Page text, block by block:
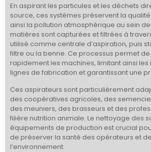
En aspirant les particules et les déchets
source, ces systèmes préservent la
ainsi la pollution atmosphérique au sein
matières sont capturées et filtrées à
utilisé comme centrale d’aspiration, puis
filtre ou la benne. Ce processus permet
rapidement les machines, limitant ainsi les
lignes de fabrication et garantissant une
Ces aspirateurs sont particulièrement
des coopératives agricoles, des
des meuniers, des brasseurs et des
filière nutrition animale. Le nettoyage des
équipements de production est crucial
de préserver la santé des opérateurs et
l’environnement.